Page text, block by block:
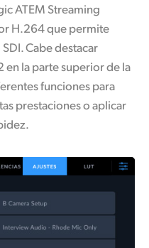
ATEM Streaming
H.264 que permite
Cabe destacar
en la parte superior de la
funciones para
prestaciones o aplicar